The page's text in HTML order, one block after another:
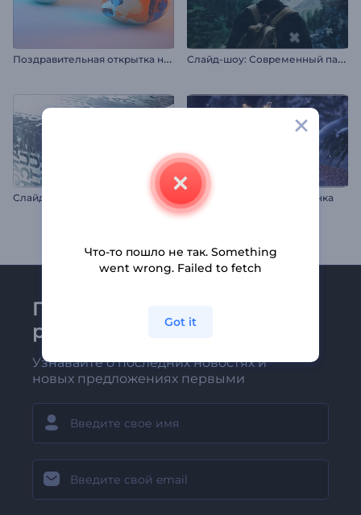
П
оздравительная открытка на Пасху С
лайд-шоу: Современный параллакс
Слайд-шоу: Кубы Интро: Блестящая снежинка
Присоединяйтесь к
рассылке Renderforest
Узнавайте о последних новостях и
новых предложениях первыми
Что-то пошло не так. Something
went wrong. Failed to fetch
Got it